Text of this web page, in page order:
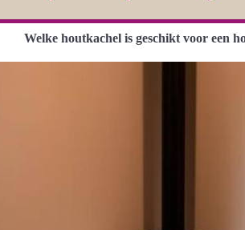
Welke houtkachel is geschikt voor een